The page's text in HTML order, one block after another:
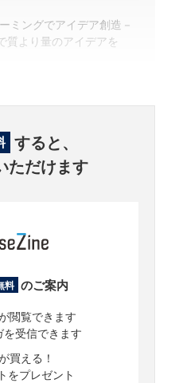
ミングでアイデア創造－
質より量のアイデアを
すると、
ただけます
料 のご案内
閲覧できます
を受信できます
買える！
をプレゼント